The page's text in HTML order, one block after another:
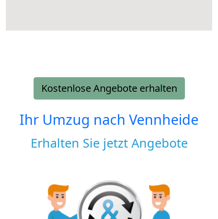
Kostenlose Angebote erhalten
Ihr Umzug nach Vennheide
Erhalten Sie jetzt Angebote